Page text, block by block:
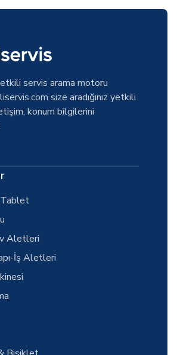
servis arama motoru
size aradığınız yetkili
konum bilgilerini
Aletleri
İş Aletleri